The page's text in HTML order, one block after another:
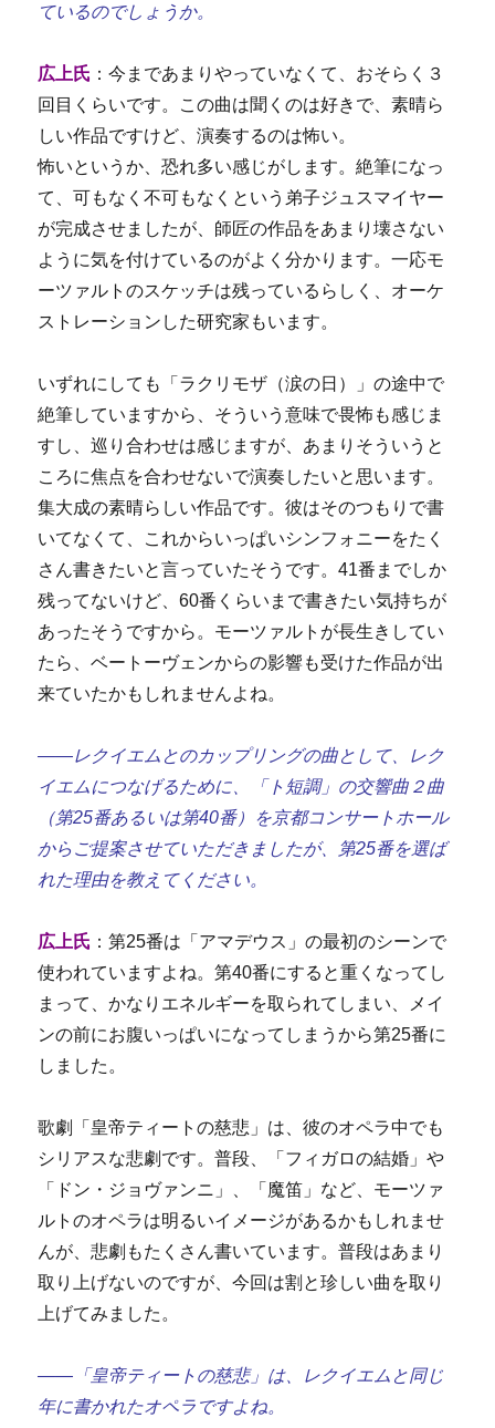
ているのでしょうか。
広上氏 ：今まであまりやっていなくて、おそらく３
回目くらいです。この曲は聞くのは好きで、素晴ら
しい作品ですけど、演奏するのは怖い。
怖いというか、恐れ多い感じがします。絶筆になっ
て、可もなく不可もなくという弟子ジュスマイヤー
が完成させましたが、師匠の作品をあまり壊さない
ように気を付けているのがよく分かります。一応モ
ーツァルトのスケッチは残っているらしく、オーケ
ストレーションした研究家もいます。
いずれにしても「ラクリモザ（涙の日）」の途中で
絶筆していますから、そういう意味で畏怖も感じま
すし、巡り合わせは感じますが、あまりそういうと
ころに焦点を合わせないで演奏したいと思います。
集大成の素晴らしい作品です。彼はそのつもりで書
いてなくて、これからいっぱいシンフォニーをたく
さん書きたいと言っていたそうです。41番までしか
残ってないけど、60番くらいまで書きたい気持ちが
あったそうですから。モーツァルトが長生きしてい
たら、ベートーヴェンからの影響も受けた作品が出
来ていたかもしれませんよね。
――レクイエムとのカップリングの曲として、レク
イエムにつなげるために、「ト短調」の交響曲２曲
（第25番あるいは第40番）を京都コンサートホール
からご提案させていただきましたが、第25番を選ば
れた理由を教えてください。
広上氏 ：第25番は「アマデウス」の最初のシーンで
使われていますよね。第40番にすると重くなってし
まって、かなりエネルギーを取られてしまい、メイ
ンの前にお腹いっぱいになってしまうから第25番に
しました。
歌劇「皇帝ティートの慈悲」は、彼のオペラ中でも
シリアスな悲劇です。普段、「フィガロの結婚」や
「ドン・ジョヴァンニ」、「魔笛」など、モーツァ
ルトのオペラは明るいイメージがあるかもしれませ
んが、悲劇もたくさん書いています。普段はあまり
取り上げないのですが、今回は割と珍しい曲を取り
上げてみました。
――「皇帝ティートの慈悲」は、レクイエムと同じ
年に書かれたオペラですよね。